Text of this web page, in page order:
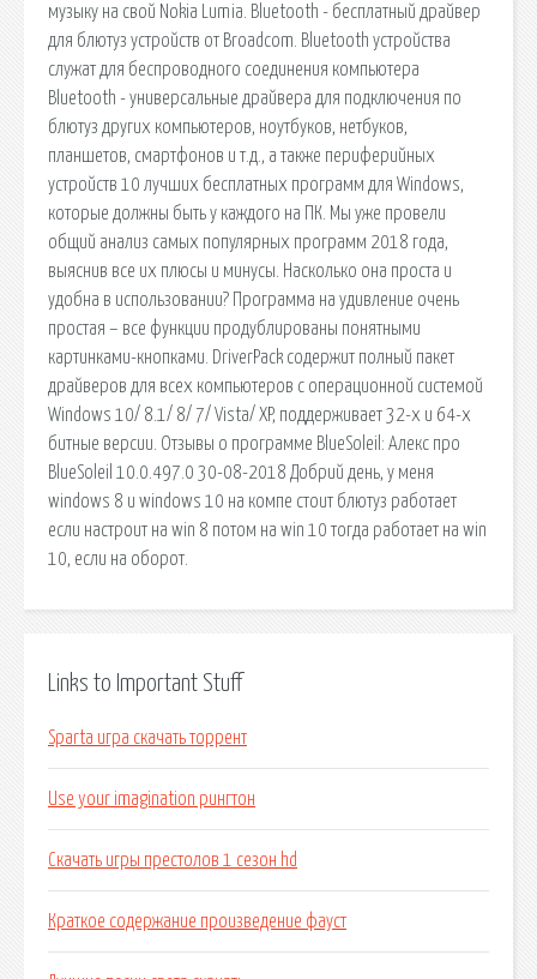
музыку на свой Nokia Lumia. Bluetooth - бесплатный драйвер
для блютуз устройств от Broadcom. Bluetooth устройства
служат для беспроводного соединения компьютера
Bluetooth - универсальные драйвера для подключения по
блютуз других компьютеров, ноутбуков, нетбуков,
планшетов, смартфонов и т.д., а также периферийных
устройств 10 лучших бесплатных программ для Windows,
которые должны быть у каждого на ПК. Мы уже провели
общий анализ самых популярных программ 2018 года,
выяснив все их плюсы и минусы. Насколько она проста и
удобна в использовании? Программа на удивление очень
простая – все функции продублированы понятными
картинками-кнопками. DriverPack содержит полный пакет
драйверов для всех компьютеров с операционной системой
Windows 10/ 8.1/ 8/ 7/ Vista/ XP, поддерживает 32-х и 64-х
битные версии. Отзывы о программе BlueSoleil: Алекс про
BlueSoleil 10.0.497.0 30-08-2018 Добрий день, у меня
windows 8 и windows 10 на компе стоит блютуз работает
если настроит на win 8 потом на win 10 тогда работает на win
10, если на оборот.
Links to Important Stuff
Sparta игра скачать торрент
Use your imagination рингтон
Скачать игры престолов 1 сезон hd
Краткое содержание произведение фауст